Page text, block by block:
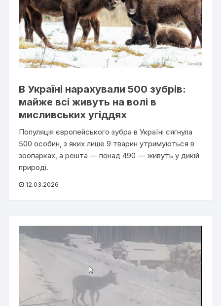
В Україні нарахували 500 зубрів:
майже всі живуть на волі в
мисливських угіддях
Популяція європейського зубра в Україні сягнула
500 особин, з яких лише 9 тварин утримуються в
зоопарках, а решта — понад 490 — живуть у дикій
природі.
12.03.2026